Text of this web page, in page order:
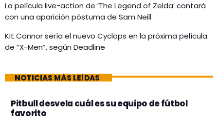
La película live-action de ‘The Legend of Zelda’ contará
con una aparición póstuma de Sam Neill
Kit Connor sería el nuevo Cyclops en la próxima película
de “X-Men”, según Deadline
NOTICIAS MÁS LEÍDAS
Pitbull desvela cuál es su equipo de fútbol
favorito